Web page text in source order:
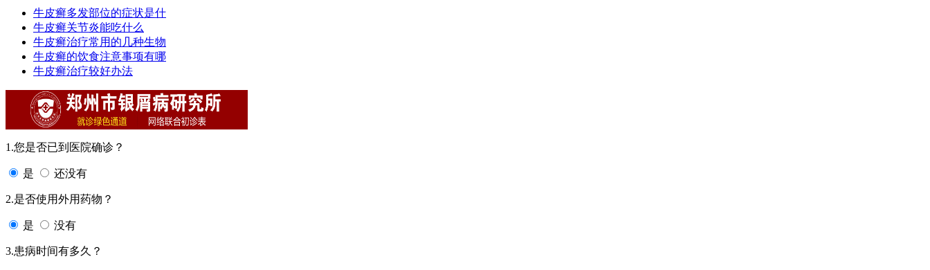
牛皮癣多发部位的症状是什
牛皮癣关节炎能吃什么
牛皮癣治疗常用的几种生物
牛皮癣的饮食注意事项有哪
牛皮癣治疗较好办法
1.您是否已到医院确诊？
是 还没有
2.是否使用外用药物？
是 没有
3.患病时间有多久？